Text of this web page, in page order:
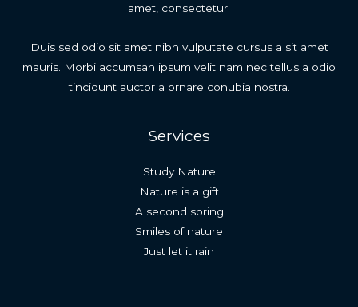
amet, consectetur.
Duis sed odio sit amet nibh vulputate cursus a sit amet
mauris. Morbi accumsan ipsum velit nam nec tellus a odio
tincidunt auctor a ornare conubia nostra.
Services
Study Nature
Nature is a gift
A second spring
Smiles of nature
Just let it rain